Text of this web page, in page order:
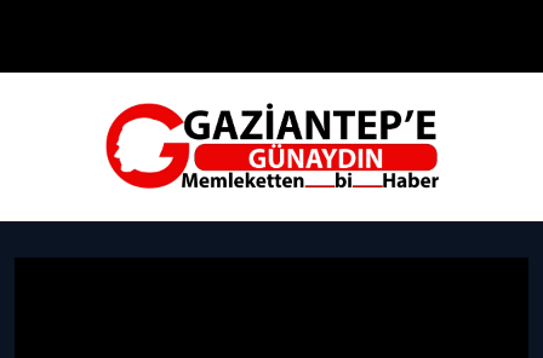
Teknoloji